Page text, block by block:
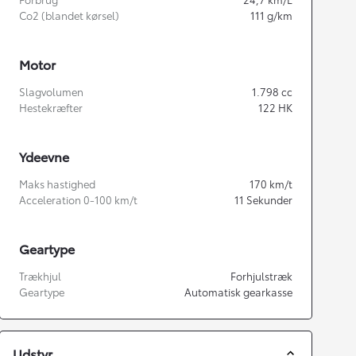
Co2 (blandet kørsel)
111 g/km
Motor
Slagvolumen 1.798 cc
Hestekræfter
122 HK
Ydeevne
Maks hastighed 170 km/t
Acceleration 0-100 km/t
11 Sekunder
Geartype
Trækhjul
Forhjulstræk
Geartype
Automatisk gearkasse